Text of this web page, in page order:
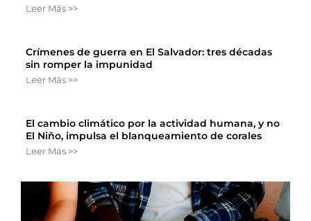
Leer Más >>
Crímenes de guerra en El Salvador: tres décadas
sin romper la impunidad
Leer Más >>
El cambio climático por la actividad humana, y no
El Niño, impulsa el blanqueamiento de corales
Leer Más >>